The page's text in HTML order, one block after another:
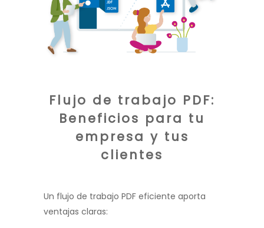
Flujo de trabajo PDF:
Beneficios para tu
empresa y tus
clientes
Un flujo de trabajo PDF eficiente aporta
ventajas claras: